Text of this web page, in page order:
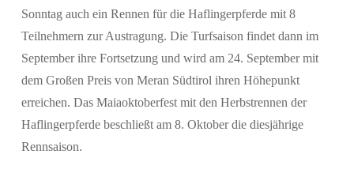
Sonntag auch ein Rennen für die Haflingerpferde mit 8
Teilnehmern zur Austragung. Die Turfsaison findet dann im
September ihre Fortsetzung und wird am 24. September mit
dem Großen Preis von Meran Südtirol ihren Höhepunkt
erreichen. Das Maiaoktoberfest mit den Herbstrennen der
Haflingerpferde beschließt am 8. Oktober die diesjährige
Rennsaison.